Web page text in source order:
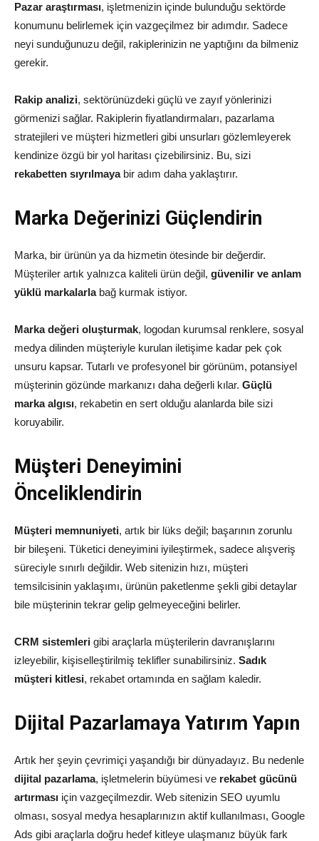
Pazar araştırması, işletmenizin içinde bulunduğu sektörde
konumunu belirlemek için vazgeçilmez bir adımdır. Sadece
neyi sunduğunuzu değil, rakiplerinizin ne yaptığını da bilmeniz
gerekir.
Rakip analizi, sektörünüzdeki güçlü ve zayıf yönlerinizi
görmenizi sağlar. Rakiplerin fiyatlandırmaları, pazarlama
stratejileri ve müşteri hizmetleri gibi unsurları gözlemleyerek
kendinize özgü bir yol haritası çizebilirsiniz. Bu, sizi
rekabetten sıyrılmayabir adım daha yaklaştırır.
Marka Değerinizi Güçlendirin
Marka, bir ürünün ya da hizmetin ötesinde bir değerdir.
Müşteriler artık yalnızca kaliteli ürün değil, güvenilir ve anlam
yüklü markalarlabağ kurmak istiyor.
Marka değeri oluşturmak, logodan kurumsal renklere, sosyal
medya dilinden müşteriyle kurulan iletişime kadar pek çok
unsuru kapsar. Tutarlı ve profesyonel bir görünüm, potansiyel
müşterinin gözünde markanızı daha değerli kılar. Güçlü
marka algısı, rekabetin en sert olduğu alanlarda bile sizi
koruyabilir.
Müşteri Deneyimini
Önceliklendirin
Müşteri memnuniyeti, artık bir lüks değil; başarının zorunlu
bir bileşeni. Tüketici deneyimini iyileştirmek, sadece alışveriş
süreciyle sınırlı değildir. Web sitenizin hızı, müşteri
temsilcisinin yaklaşımı, ürünün paketlenme şekli gibi detaylar
bile müşterinin tekrar gelip gelmeyeceğini belirler.
CRM sistemleri gibi araçlarla müşterilerin davranışlarını
izleyebilir, kişiselleştirilmiş teklifler sunabilirsiniz. Sadık
müşteri kitlesi, rekabet ortamında en sağlam kaledir.
Dijital Pazarlamaya Yatırım Yapın
Artık her şeyin çevrimiçi yaşandığı bir dünyadayız. Bu nedenle
dijital pazarlama, işletmelerin büyümesi ve rekabet gücünü
artırması için vazgeçilmezdir. Web sitenizin SEO uyumlu
olması, sosyal medya hesaplarınızın aktif kullanılması, Google
Ads gibi araçlarla doğru hedef kitleye ulaşmanız büyük fark